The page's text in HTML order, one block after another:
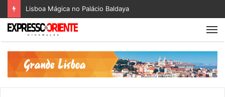
Lisboa Mágica no Palácio Baldaya